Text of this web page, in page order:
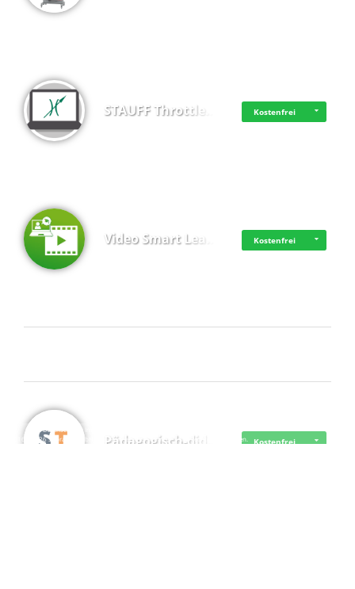
STAUFF Throttle… Kostenfrei
Video Smart Lea… Kostenfrei
Pädagogisch-did… Kostenfrei
· ·Datenschutz ·
© 2016 - 2026 SupraTix GmbH oder Partnergesellschaften - Alle Rechte vorbehalten.